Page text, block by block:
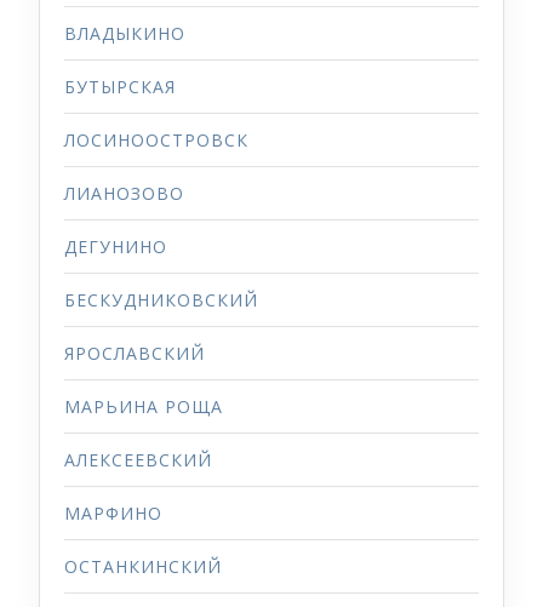
ВЛАДЫКИНО
БУТЫРСКАЯ
ЛОСИНООСТРОВСК
ЛИАНОЗОВО
ДЕГУНИНО
БЕСКУДНИКОВСКИЙ
ЯРОСЛАВСКИЙ
МАРЬИНА РОЩА
АЛЕКСЕЕВСКИЙ
МАРФИНО
ОСТАНКИНСКИЙ